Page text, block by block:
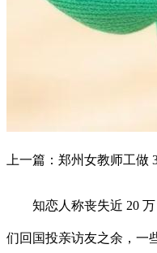
上一篇：郑州女教师工做
知恋人称丧失近 20 万
们回国投亲访友之余，一